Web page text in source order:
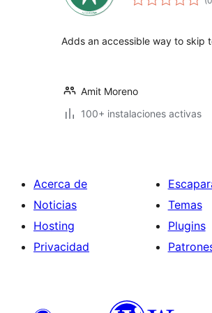
Adds an accessible way to skip
Amit Moreno
100+ instalaciones activas
Acerca de
Noticias
Hosting
Privacidad
Temas
Plugins